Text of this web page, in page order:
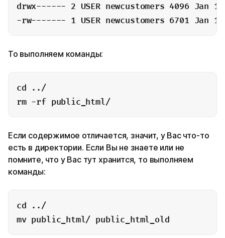
drwx------ 2 USER newcustomers 4096 Jan
-rw------- 1 USER newcustomers 6701 Jan
То выполняем команды:
cd ../
rm -rf public_html/
Если содержимое отличается, значит, у Вас что-то
есть в директории. Если Вы не знаете или не
помните, что у Вас тут хранится, то выполняем
команды:
cd ../
mv public_html/ public_html_old